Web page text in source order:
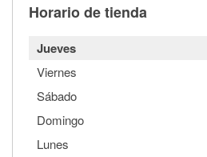
Horario de tienda
Jueves
Viernes
Sábado
Domingo
Lunes